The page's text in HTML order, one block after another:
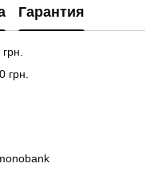
Гарантия
грн.